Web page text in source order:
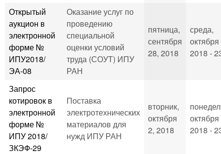
Открытый
аукцион в
электронной
форме №
ИПУ2018/
ЭА-08
Оказание услуг по
проведению
специальной
оценки условий
труда (СОУТ) ИПУ
РАН
пятница,
сентября
28, 2018
среда,
2018 -
Запрос
котировок в
электронной
форме №
ИПУ 2018/
ЗКЭФ-29
Поставка
электротехнических
материалов для
нужд ИПУ РАН
вторник,
октября
2, 2018
2018 -